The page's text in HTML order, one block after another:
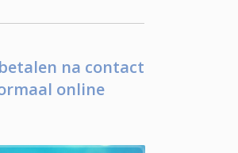
na contact
online